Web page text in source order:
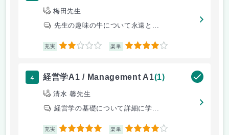
梅田先生
先生の趣味の牛について永遠と...
充実 2 楽単 4
4 経営学A1 / Management A1(1)
清水 馨先生
経営学の基礎について詳細に学...
充実 5 楽単 4